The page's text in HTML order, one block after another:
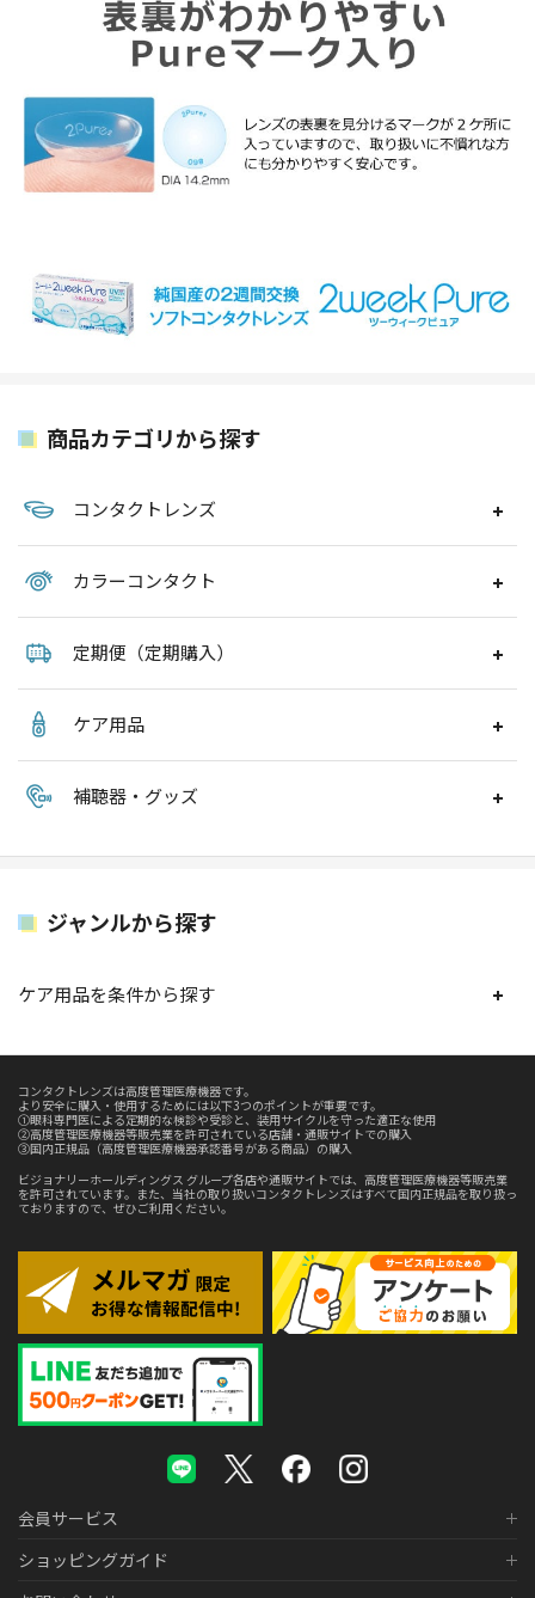
商品カテゴリから探す
コンタクトレンズ
カラーコンタクト
定期便（定期購入）
ケア用品
補聴器・グッズ
ジャンルから探す
ケア用品を条件から探す
コンタクトレンズは高度管理医療機器です。
より安全に購入・使用するためには以下3つのポイントが重要です。
①眼科専門医による定期的な検診や受診と、装用サイクルを守った適正な使用
②高度管理医療機器等販売業を許可されている店舗・通販サイトでの購入
③国内正規品（高度管理医療機器承認番号がある商品）の購入
ビジョナリーホールディングス グループ各店や通販サイトでは、高度管理医療機器等販売業
を許可されています。また、当社の取り扱いコンタクトレンズはすべて国内正規品を取り扱っ
ておりますので、ぜひご利用ください。
会員サービス
ショッピングガイド